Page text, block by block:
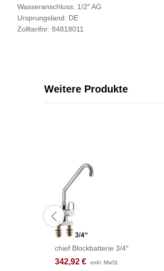
Wasseranschluss: 1/2″ AG
Ursprungsland: DE
Zolltarifnr: 84818011
Weitere Produkte
chief Blockbatterie 3/4″
342,92 € exkl. MwSt.
342,92 € exkl. MwSt.